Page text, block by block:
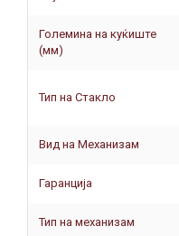
Големина на куќиште
(мм)
Тип на Стакло
Вид на Механизам
Гаранција
Тип на механизам